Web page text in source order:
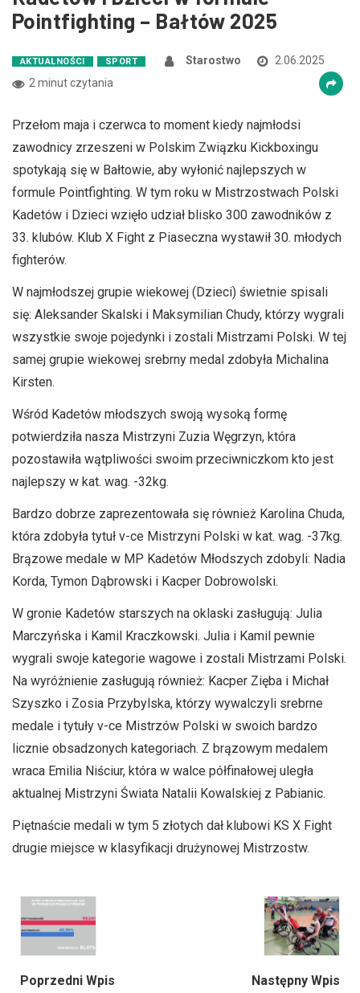
Pointfighting – Bałtów 2025
AKTUALNOŚCI SPORT Starostwo
2.06.2025
2 minut czytania
Przełom maja i czerwca to moment kiedy najmłodsi
zawodnicy zrzeszeni w Polskim Związku Kickboxingu
spotykają się w Bałtowie, aby wyłonić najlepszych w
formule Pointfighting. W tym roku w Mistrzostwach Polski
Kadetów i Dzieci wzięło udział blisko 300 zawodników z
33. klubów. Klub X Fight z Piaseczna wystawił 30. młodych
fighterów.
W najmłodszej grupie wiekowej (Dzieci) świetnie spisali
się: Aleksander Skalski i Maksymilian Chudy, którzy wygrali
wszystkie swoje pojedynki i zostali Mistrzami Polski. W tej
samej grupie wiekowej srebrny medal zdobyła Michalina
Kirsten.
Wśród Kadetów młodszych swoją wysoką formę
potwierdziła nasza Mistrzyni Zuzia Węgrzyn, która
pozostawiła wątpliwości swoim przeciwniczkom kto jest
najlepszy w kat. wag. -32kg.
Bardzo dobrze zaprezentowała się również Karolina Chuda,
która zdobyła tytuł v-ce Mistrzyni Polski w kat. wag. -37kg.
Brązowe medale w MP Kadetów Młodszych zdobyli: Nadia
Korda, Tymon Dąbrowski i Kacper Dobrowolski.
W gronie Kadetów starszych na oklaski zasługują: Julia
Marczyńska i Kamil Kraczkowski. Julia i Kamil pewnie
wygrali swoje kategorie wagowe i zostali Mistrzami Polski.
Na wyróżnienie zasługują również: Kacper Zięba i Michał
Szyszko i Zosia Przybylska, którzy wywalczyli srebrne
medale i tytuły v-ce Mistrzów Polski w swoich bardzo
licznie obsadzonych kategoriach. Z brązowym medalem
wraca Emilia Niściur, która w walce półfinałowej uległa
aktualnej Mistrzyni Świata Natalii Kowalskiej z Pabianic.
Piętnaście medali w tym 5 złotych dał klubowi KS X Fight
drugie miejsce w klasyfikacji drużynowej Mistrzostw.
Poprzedni Wpis Następny Wpis